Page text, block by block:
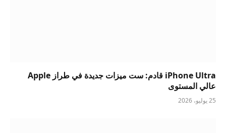
iPhone Ultra قادم: ست ميزات جديدة في طراز Apple
عالي المستوى
25 يوليو، 2026